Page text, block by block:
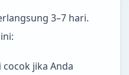
3–7 hari.
cocok jika Anda